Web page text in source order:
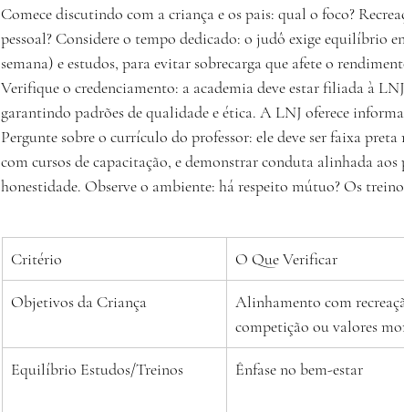
Comece discutindo com a criança e os pais: qual o foco?
pessoal? Considere o tempo dedicado: o judô exige equilíbrio
semana) e estudos, para evitar sobrecarga que afete o
Verifique o credenciamento: a academia deve estar filiada à
garantindo padrões de qualidade e ética. A LNJ oferece
Pergunte sobre o currículo do professor: ele deve ser faixa
com cursos de capacitação, e demonstrar conduta alinhada
honestidade. Observe o ambiente: há respeito mútuo? Os
Critério O Que Verificar
Objetivos da Criança
Alinhamento com
competição ou valores
Equilíbrio Estudos/Treinos Ênfase no bem-estar